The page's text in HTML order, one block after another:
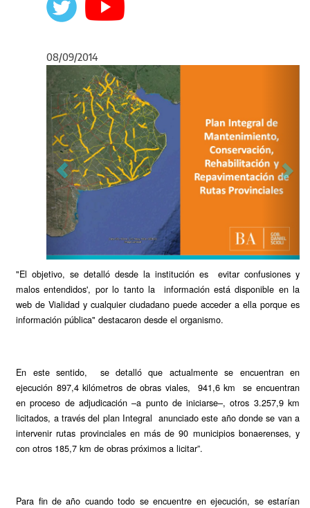
08/09/2014
Anterior
"El objetivo, se detalló desde la institución es evitar confusiones y
malos entendidos', por lo tanto la información está disponible en la
web de Vialidad y cualquier ciudadano puede acceder a ella porque es
información pública" destacaron desde el organismo.
En este sentido, se detalló que actualmente se encuentran en
ejecución 897,4 kilómetros de obras viales, 941,6 km se encuentran
en proceso de adjudicación –a punto de iniciarse–, otros 3.257,9 km
licitados, a través del plan Integral anunciado este año donde se van a
intervenir rutas provinciales en más de 90 municipios bonaerenses, y
con otros 185,7 km de obras próximos a licitar”.
Para fin de año cuando todo se encuentre en ejecución, se estarían